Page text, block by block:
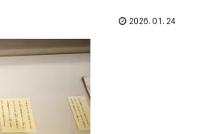
2026.01.24